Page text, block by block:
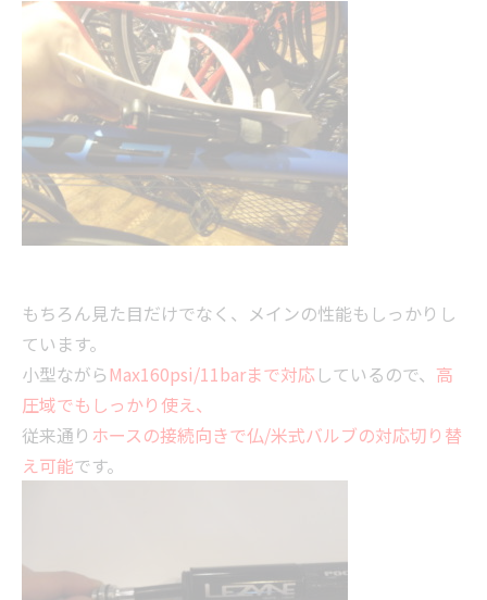
もちろん見た目だけでなく、メインの性能もしっかりし
ています。
小型ながらMax160psi/11barまで対応 しているので、 高
圧域でもしっかり使え、
従来通り ホースの接続向きで仏/米式バルブの対応切り替
え可能です。